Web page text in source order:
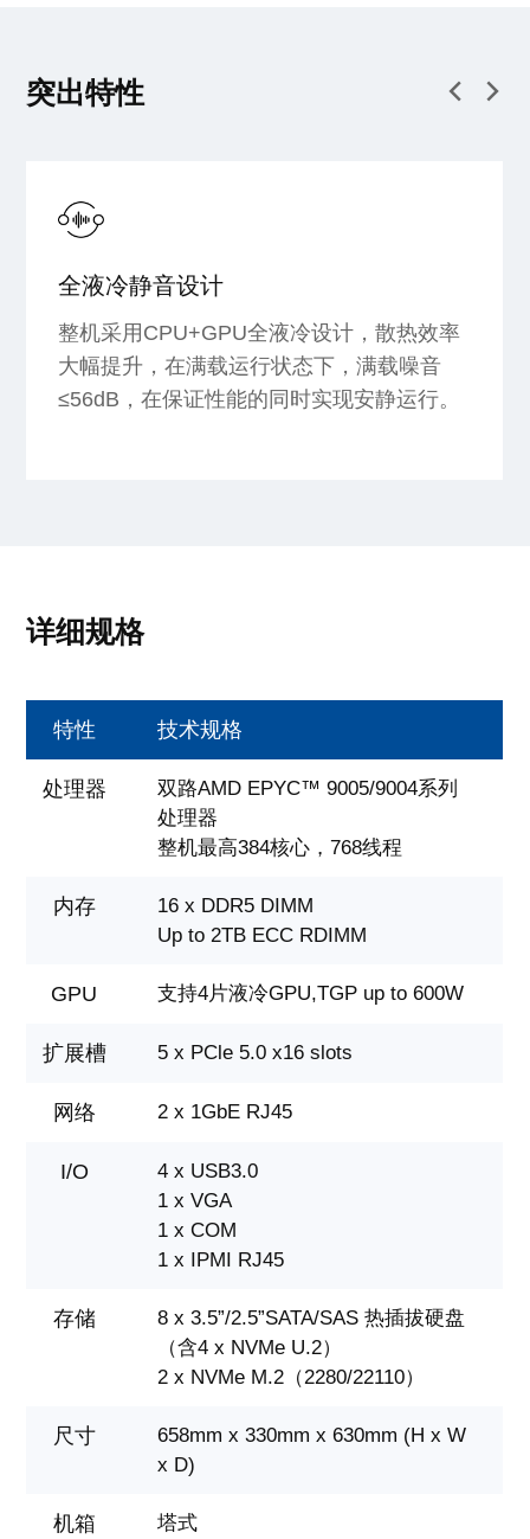
突出特性
全液冷静音设计
整机采用CPU+GPU全液冷设计，散热效率
大幅提升，在满载运行状态下，满载噪音
≤56dB，在保证性能的同时实现安静运行。
详细规格
特性 技术规格
处理器
双路AMD EPYC™ 9005/9004系列
处理器
整机最高384核心，768线程
内存
16 x DDR5 DIMM
Up to 2TB ECC RDIMM
GPU 支持4片液冷GPU,TGP up to 600W
扩展槽 5 x PCle 5.0 x16 slots
网络 2 x 1GbE RJ45
I/O
4 x USB3.0
1 x VGA
1 x COM
1 x IPMI RJ45
存储
8 x 3.5”/2.5”SATA/SAS 热插拔硬盘
（含4 x NVMe U.2）
2 x NVMe M.2（2280/22110）
尺寸
658mm x 330mm x 630mm (H x W
x D)
机箱 塔式